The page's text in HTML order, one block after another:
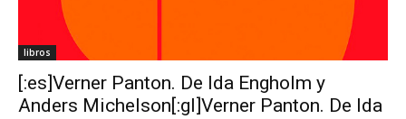
libros
[:es]Verner Panton. De Ida Engholm y
Anders Michelson[:gl]Verner Panton. De Ida